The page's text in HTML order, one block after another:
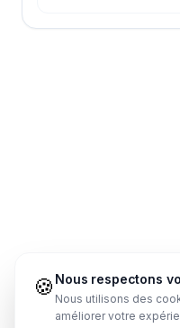
🍪 Nous respectons
Nous utilisons des
améliorer votre